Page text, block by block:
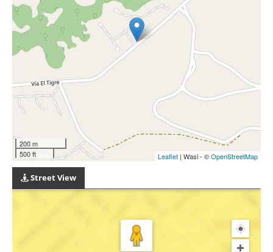
200 m
500 ft
Leaflet | Wasi - ©OpenStreetMap
Street View